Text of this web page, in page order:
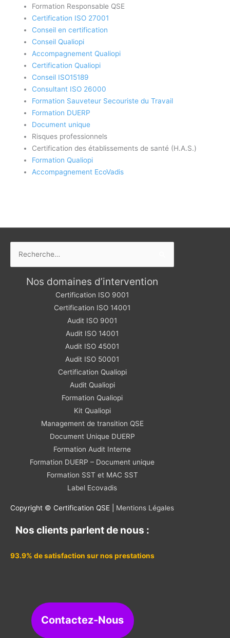
Formation Responsable QSE
Certification ISO 27001
Conseil en certification
Conseil Qualiopi
Accompagnement Qualiopi
Certification Qualiopi
Conseil ISO15189
Consultant ISO 26000
Formation Sauveteur Secouriste du Travail
Formation DUERP
Document unique
Risques professionnels
Certification des établissements de santé (H.A.S.)
Formation Qualiopi
Accompagnement EcoVadis
Nos domaines d’intervention
Certification ISO 9001
Certification ISO 14001
Audit ISO 9001
Audit ISO 14001
Audit ISO 45001
Audit ISO 50001
Certification Qualiopi
Audit Qualiopi
Formation Qualiopi
Kit Qualiopi
Management de transition QSE
Document Unique DUERP
Formation Audit Interne
Formation DUERP – Document unique
Formation SST et MAC SST
Label Ecovadis
Copyright © Certification QSE | Mentions Légales
Nos clients parlent de nous :
93.9% de satisfaction sur nos prestations
Contactez-Nous